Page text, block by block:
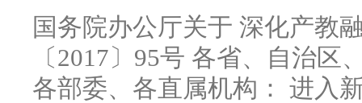
国务院办公厅关于 深化产教
〔2017〕95号 各省、自治
各部委、各直属机构： 进入